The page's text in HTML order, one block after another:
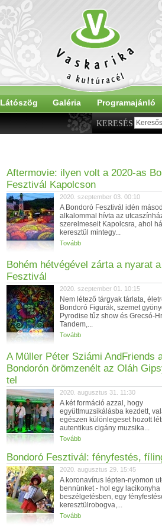
Látószög Galéria Programajánló
KERESÉS
Aftermovie: ilyen volt a 2020-as
Fesztivál Kapolcson
2020. szeptember 03. 00:10
A Bondoró Fesztivál idén
alkalommal hívta az
szerelmeseit Kapolcsra, ahol
keresztül mintegy...
Tovább
Bohém hétvégével zárta a nyarat
Fesztivál
2020. szeptember 01. 10:15
Nem létező tárgyak tárlata,
Bondoró Figurák, szemet
Pyrodise tűz show és Grecsó-
Tandem,...
Tovább
A Müller Péter Sziámi AndFriends
Bondorón örömzenélt az Oláh
tel
2020. augusztus 31. 11:30
A két formáció azzal, hogy
együttmuzsikálásba kezdett,
egészen különlegeset hozott
autentikus cigány muzsika...
Tovább
Bondoró Fesztivál: fényfestés,
2020. augusztus 29. 15:45
A koronavírus lépten-nyomon
bennünket - hol egy lacikonyha
beszélgetésben, egy
keresztülrobogva,...
Tovább